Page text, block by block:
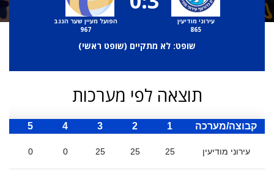
עירוני מודיעין
865
הפועל מעיין שער הנגב
967
שופט: לא מתקיים (שופט ראשי)
תוצאה לפי מערכות
קבוצה/מערכה 1
2
3
4
5
עירוני מודיעין 25
25
25
0
0